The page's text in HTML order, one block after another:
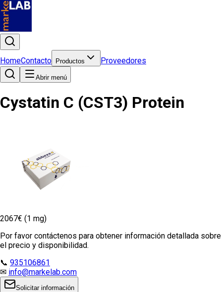
HomeContacto Productos Proveedores
Abrir menú
Cystatin C (CST3) Protein
2067€ (1 mg)
Por favor contáctenos para obtener información detallada sobre
el precio y disponibilidad.
📞 935106861
✉ info@markelab.com
Solicitar información